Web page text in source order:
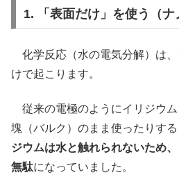
1. 「表面だけ」を使う（ナ
化学反応（水の電気分解）は
けで起こります。
従来の電極のようにイリジウ
塊（バルク）のまま使ったりする
ジウムは水と触れられないため
無駄になっていました。